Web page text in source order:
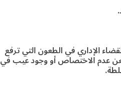
الإداري في الطعون التي ترفع
عدم الاختصاص أو وجود عيب في